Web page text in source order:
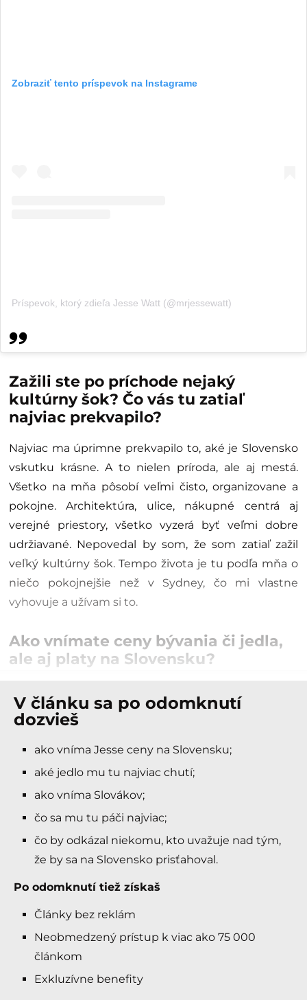
Zobraziť tento príspevok na Instagrame
Príspevok, ktorý zdieľa Jesse Watt (@mrjessewatt)
Zažili ste po príchode nejaký
kultúrny šok? Čo vás tu zatiaľ
najviac prekvapilo?
Najviac ma úprimne prekvapilo to, aké je Slovensko
vskutku krásne. A to nielen príroda, ale aj mestá.
Všetko na mňa pôsobí veľmi čisto, organizovane a
pokojne. Architektúra, ulice, nákupné centrá aj
verejné priestory, všetko vyzerá byť veľmi dobre
udržiavané. Nepovedal by som, že som zatiaľ zažil
veľký kultúrny šok. Tempo života je tu podľa mňa o
niečo pokojnejšie než v Sydney, čo mi vlastne
vyhovuje a užívam si to.
Ako vnímate ceny bývania či jedla,
ale aj platy na Slovensku?
V článku sa po odomknutí
dozvieš
ako vníma Jesse ceny na Slovensku;
aké jedlo mu tu najviac chutí;
ako vníma Slovákov;
čo sa mu tu páči najviac;
čo by odkázal niekomu, kto uvažuje nad tým,
že by sa na Slovensko prisťahoval.
Po odomknutí tiež získaš
Články bez reklám
Neobmedzený prístup k viac ako 75 000
článkom
Exkluzívne benefity